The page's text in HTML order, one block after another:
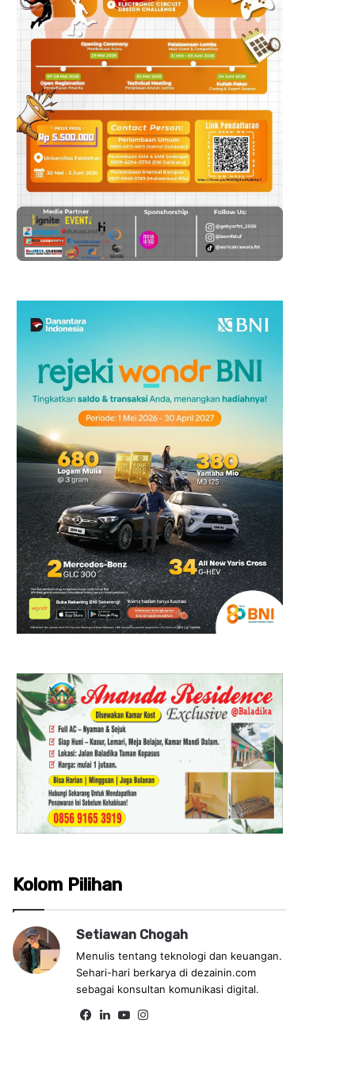
Kolom Pilihan
Setiawan Chogah
Menulis tentang teknologi dan keuangan.
Sehari-hari berkarya di dezainin.com
sebagai konsultan komunikasi digital.
Fa Lin Yo